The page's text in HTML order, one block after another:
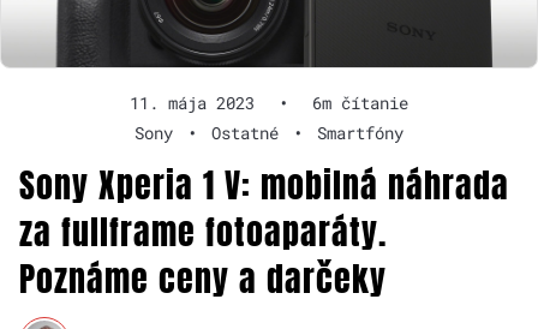
11. mája 2023 •
6m čítanie
Sony
• Ostatné • Smartfóny
Sony Xperia 1 V: mobilná náhrada
za fullframe fotoaparáty.
Poznáme ceny a darčeky